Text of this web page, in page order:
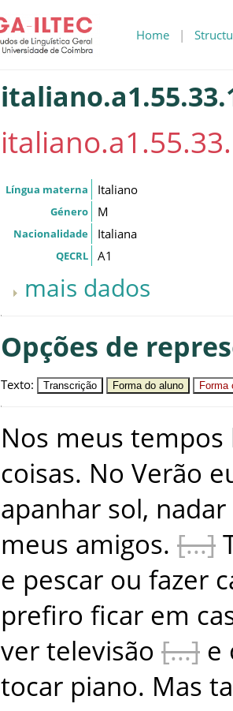
Home |
Língua materna Italiano
Género M
Nacionalidade Italiana
QECRL A1
mais dados
Opções de
Texto: Transcrição Forma do aluno Forma
Nos meus tempos
coisas. No Verão
apanhar sol, nadar
meus amigos.
e pescar ou fazer
prefiro ficar em
ver televisão e
tocar piano. Mas